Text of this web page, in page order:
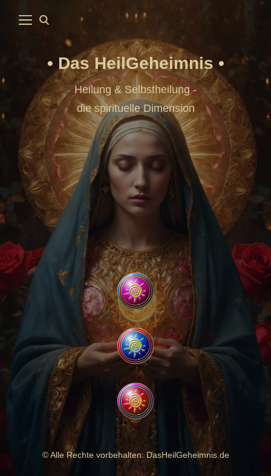
Das HeilGeheimnis
Heilung & Selbstheilung -
die spirituelle Dimension
© Alle Rechte vorbehalten: DasHeilGeheimnis.de